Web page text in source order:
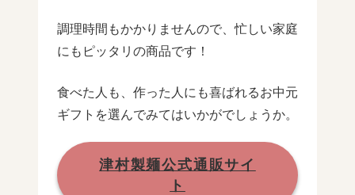
調理時間もかかりませんので、忙しい家庭
にもピッタリの商品です！
食べた人も、作った人にも喜ばれるお中元
ギフトを選んでみてはいかがでしょうか。
津村製麺公式通販サイ
ト